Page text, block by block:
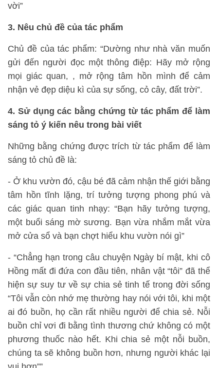
vời”
3. Nêu chủ đề của tác phẩm
Chủ đề của tác phẩm: “Dường như nhà văn muốn
gửi đến người đọc một thông điệp: Hãy mở rộng
mọi giác quan, , mở rộng tâm hồn mình để cảm
nhận vẻ đẹp diệu kì của sự sống, cỏ cây, đất trời”.
4. Sử dụng các bằng chứng từ tác phẩm để làm
sáng tỏ ý kiến nêu trong bài viết
Những bằng chứng được trích từ tác phẩm để làm
sáng tỏ chủ đề là:
- Ở khu vườn đó, cậu bé đã cảm nhận thế giới bằng
tâm hồn tĩnh lặng, trí tưởng tượng phong phú và
các giác quan tinh nhạy: “Bạn hãy tưởng tượng,
một buổi sáng mờ sương. Bạn vừa nhắm mắt vừa
mở cửa sổ và bạn chợt hiểu khu vườn nói gì”
- “Chẳng hạn trong câu chuyện Ngày bí mật, khi cô
Hồng mất đi đứa con đầu tiên, nhân vật “tôi” đã thể
hiện sự suy tư về sự chia sẻ tinh tế trong đời sống
“Tôi vẫn còn nhớ mẹ thường hay nói với tôi, khi một
ai đó buồn, họ cần rất nhiều người để chia sẻ. Nỗi
buồn chỉ vơi đi bằng tình thương chứ không có một
phương thuốc nào hết. Khi chia sẻ một nỗi buồn,
chúng ta sẽ không buồn hơn, nhưng người khác lại